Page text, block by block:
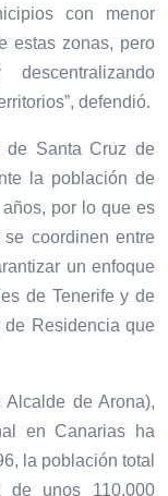
con menor
estas zonas, pero
defendió.
de Santa Cruz de
la población de
por lo que es
coordinen entre
un enfoque
de Tenerife y de
de Residencia que
de Arona),
en Canarias ha
la población total
unos 110.000